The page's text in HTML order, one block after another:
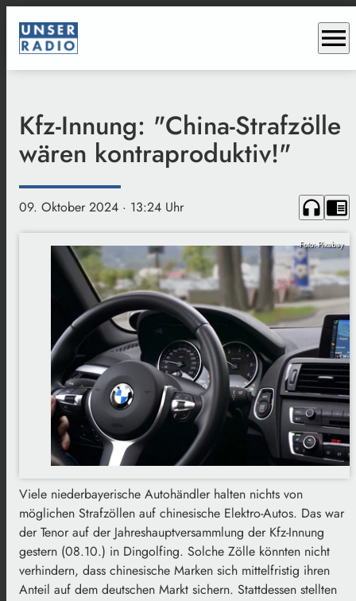
menu
Kfz-Innung: "China-Strafzölle
wären kontraproduktiv!"
09. Oktober 2024 · 13:24 Uhr headphones chrome_reader_mode
Foto: Pixabay
Viele niederbayerische Autohändler halten nichts von
möglichen Strafzöllen auf chinesische Elektro-Autos. Das war
der Tenor auf der Jahreshauptversammlung der Kfz-Innung
gestern (08.10.) in Dingolfing. Solche Zölle könnten nicht
verhindern, dass chinesische Marken sich mittelfristig ihren
Anteil auf dem deutschen Markt sichern. Stattdessen stellten